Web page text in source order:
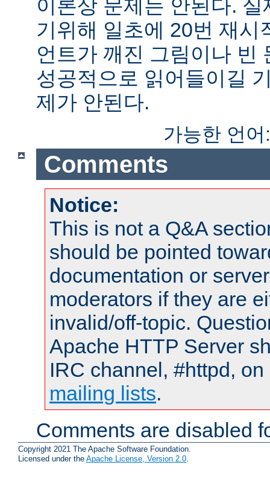
이론상 문제는 안된다.
기위해 일초에 20번 재시
언트가 깨진 그림이나 빈
성공적으로 읽어들이길
제가 안된다.
가능한 언
Comments
Notice:
This is not a Q&A
should be pointed
documentation or
moderators if they are
invalid/off-topic.
Apache HTTP Server
IRC channel, #httpd,
mailing lists.
Comments are disabled
Copyright 2021 The Apache Software Foundation.
Licensed under the Apache License, Version 2.0.